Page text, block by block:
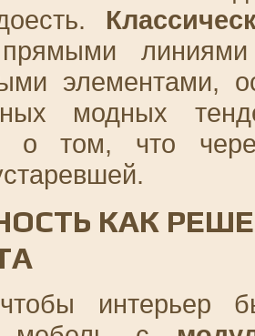
элементами,
модных
о том, что
КАК
интерьер